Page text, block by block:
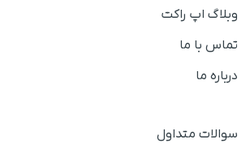
وبلاگ اپ راکت
تماس با ما
درباره ما
سوالات متداول